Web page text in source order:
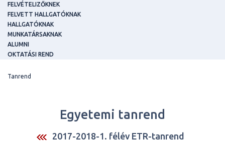
FELVÉTELIZŐKNEK
FELVETT HALLGATÓKNAK
HALLGATÓKNAK
MUNKATÁRSAKNAK
ALUMNI
OKTATÁSI REND
Tanrend
Egyetemi tanrend
2017-2018-1. félév ETR-tanrend